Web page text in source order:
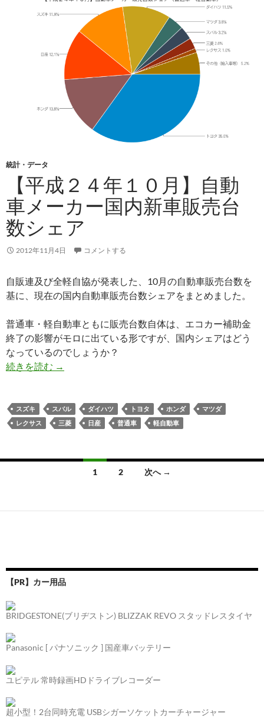
統計・データ
【平成２４年１０月】自動
車メーカー国内新車販売台
数シェア
2012年11月4日 コメントする
自販連及び全軽自協が発表した、10月の自動車販売台数を
基に、現在の国内自動車販売台数シェアをまとめました。
普通車・軽自動車ともに販売台数自体は、エコカー補助金
終了の影響がモロに出ている形ですが、国内シェアはどう
なっているのでしょうか？
続きを読む →
スズキ スバル ダイハツ トヨタ ホンダ
マツダ
レクサス
三菱 日産 普通車 軽自動車
ナ
ー
ョ
ン
1 2 次へ →
【PR】カー用品
BRIDGESTONE(ブリヂストン) BLIZZAK REVO スタッドレスタイヤ
Panasonic [ パナソニック ] 国産車バッテリー
ユピテル 常時録画HDドライブレコーダー
超小型！2台同時充電 USBシガーソケットカーチャージャー